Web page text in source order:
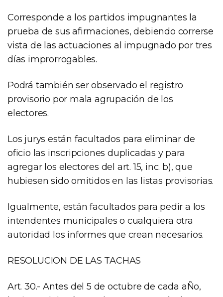
Corresponde a los partidos impugnantes la
prueba de sus afirmaciones, debiendo correrse
vista de las actuaciones al impugnado por tres
días improrrogables.
Podrá también ser observado el registro
provisorio por mala agrupación de los
electores.
Los jurys están facultados para eliminar de
oficio las inscripciones duplicadas y para
agregar los electores del art. 15, inc. b), que
hubiesen sido omitidos en las listas provisorias.
Igualmente, están facultados para pedir a los
intendentes municipales o cualquiera otra
autoridad los informes que crean necesarios.
RESOLUCION DE LAS TACHAS
Art. 30.- Antes del 5 de octubre de cada aÑo,